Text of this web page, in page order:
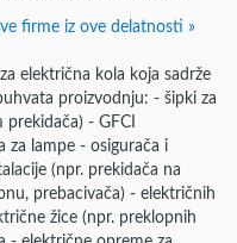
firme iz ove delatnosti »
električna kola koja sadrže
proizvodnju: - šipki za
- GFCI
za lampe - osigurača i
(npr. prekidača na
prebacivača) - električnih
žice (npr. preklopnih